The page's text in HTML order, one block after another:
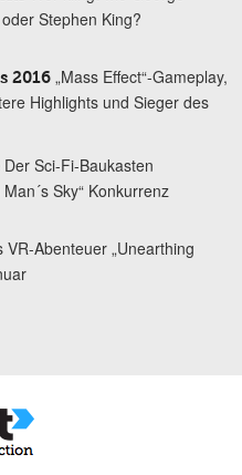
Stephen King?
2016 „Mass Effect“-Gameplay,
Highlights und Sieger des
Der Sci-Fi-Baukasten
Sky“ Konkurrenz
VR-Abenteuer „Unearthing